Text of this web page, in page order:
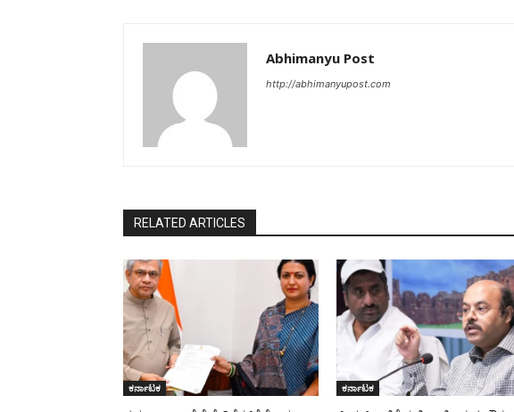
Abhimanyu Post
http://abhimanyupost.com
RELATED ARTICLES
ಕರ್ನಾಟಕ ಕರ್ನಾಟಕ